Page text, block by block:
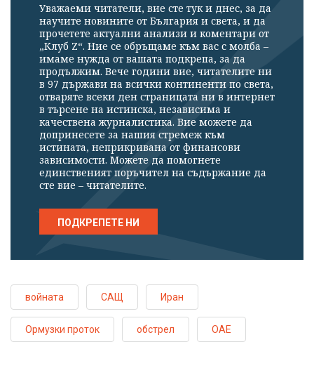
Уважаеми читатели, вие сте тук и днес, за да
научите новините от България и света, и да
прочетете актуални анализи и коментари от
„Клуб Z“. Ние се обръщаме към вас с молба –
имаме нужда от вашата подкрепа, за да
продължим. Вече години вие, читателите ни
в 97 държави на всички континенти по света,
отваряте всеки ден страницата ни в интернет
в търсене на истинска, независима и
качествена журналистика. Вие можете да
допринесете за нашия стремеж към
истината, неприкривана от финансови
зависимости. Можете да помогнете
единственият поръчител на съдържание да
сте вие – читателите.
ПОДКРЕПЕТЕ НИ
войната САЩ Иран
Ормузки проток обстрел ОАЕ